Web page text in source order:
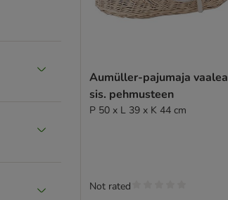
Aumüller-pajumaja vaalea
sis. pehmusteen
P 50 x L 39 x K 44 cm
Not rated